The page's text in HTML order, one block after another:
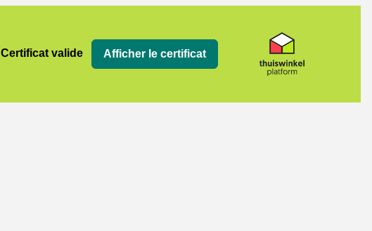
Certificat valide Afficher le certificat